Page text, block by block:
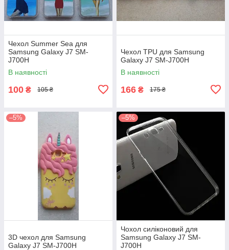
Чехол Summer Sea для
Samsung Galaxy J7 SM-
J700H
В наявності
100 ₴ 105 ₴
Чехол TPU для Samsung
Galaxy J7 SM-J700H
В наявності
166 ₴ 175 ₴
–5%
3D чехол для Samsung
Galaxy J7 SM-J700H
–5%
Чохол силіконовий для
Samsung Galaxy J7 SM-
J700H